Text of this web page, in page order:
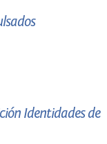
Identidades de